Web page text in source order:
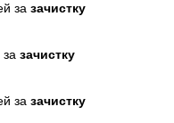
за зачистку
зачистку
за зачистку